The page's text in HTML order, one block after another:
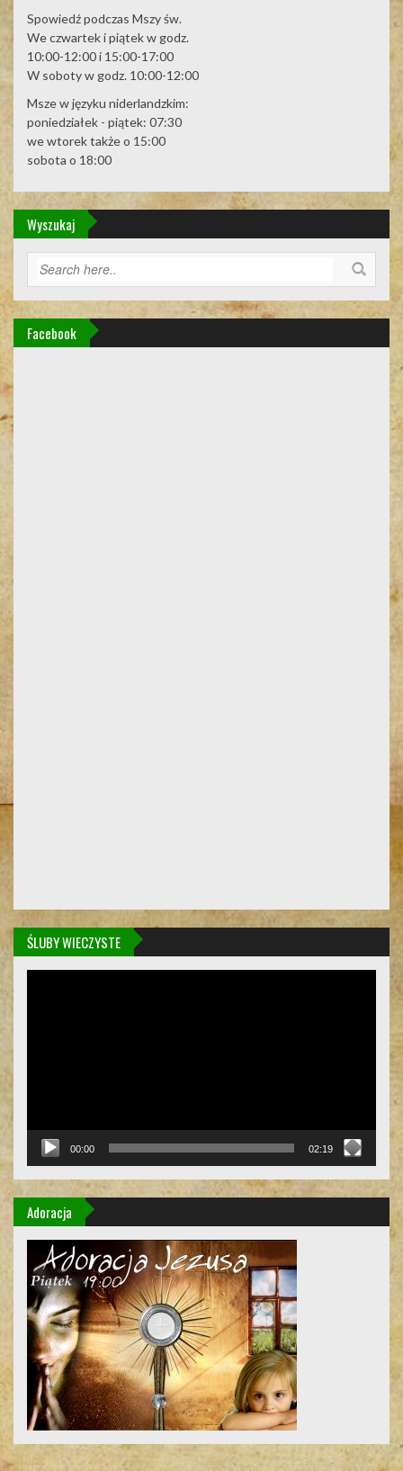
Spowiedź podczas Mszy św.
We czwartek i piątek w godz.
10:00-12:00 i 15:00-17:00
W soboty w godz. 10:00-12:00
Msze w języku niderlandzkim:
poniedziałek - piątek: 07:30
we wtorek także o 15:00
sobota o 18:00
Wyszukaj
Facebook
ŚLUBY WIECZYSTE
00:00 02:19
Adoracja